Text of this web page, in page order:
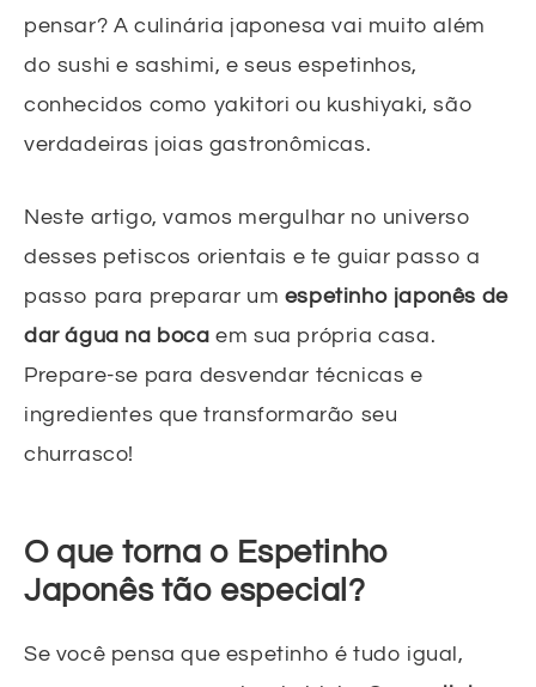
pensar? A culinária japonesa vai muito além
do sushi e sashimi, e seus espetinhos,
conhecidos como yakitori ou kushiyaki, são
verdadeiras joias gastronômicas.
Neste artigo, vamos mergulhar no universo
desses petiscos orientais e te guiar passo a
passo para preparar um espetinho japonês de
dar água na boca em sua própria casa.
Prepare-se para desvendar técnicas e
ingredientes que transformarão seu
churrasco!
O que torna o Espetinho
Japonês tão especial?
Se você pensa que espetinho é tudo igual,